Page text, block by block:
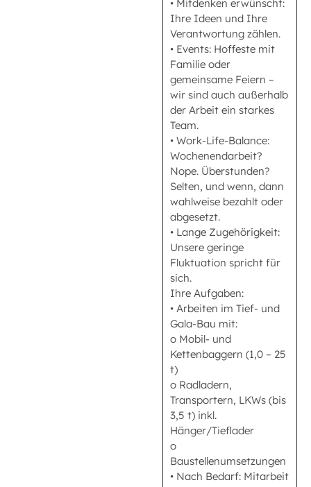
• Mitdenken erwünscht:
Ihre Ideen und Ihre
Verantwortung zählen.
• Events: Hoffeste mit
Familie oder
gemeinsame Feiern –
wir sind auch außerhalb
der Arbeit ein starkes
Team.
• Work-Life-Balance:
Wochenendarbeit?
Nope. Überstunden?
Selten, und wenn, dann
wahlweise bezahlt oder
abgesetzt.
• Lange Zugehörigkeit:
Unsere geringe
Fluktuation spricht für
sich.
Ihre Aufgaben:
• Arbeiten im Tief- und
Gala-Bau mit:
o Mobil- und
Kettenbaggern (1,0 – 25
t)
o Radladern,
Transportern, LKWs (bis
3,5 t) inkl.
Hänger/Tieflader
o
Baustellenumsetzungen
• Nach Bedarf: Mitarbeit